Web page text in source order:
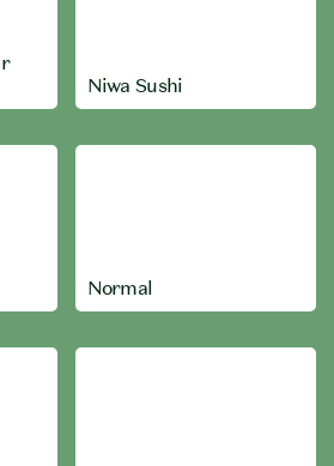
Niwa Sushi
Normal